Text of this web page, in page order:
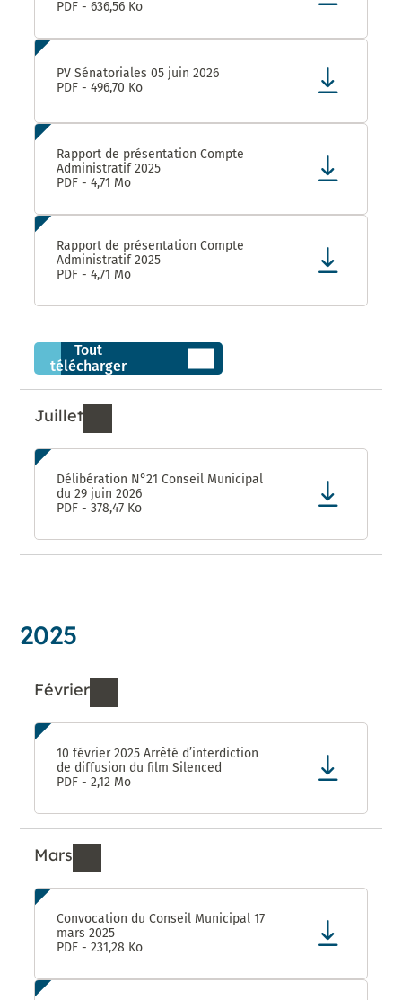
PDF - 636,56 Ko
PV Sénatoriales 05 juin 2026
PDF - 496,70 Ko
Rapport de présentation Compte
Administratif 2025
PDF - 4,71 Mo
Rapport de présentation Compte
Administratif 2025
PDF - 4,71 Mo
Tout
télécharger
Juillet
Ressources de Juillet 2026
Délibération N°21 Conseil Municipal
du 29 juin 2026
PDF - 378,47 Ko
2025
Février
Ressources de Février 2025
10 février 2025 Arrêté d’interdiction
de diffusion du film Silenced
PDF - 2,12 Mo
Mars
Ressources de Mars 2025
Convocation du Conseil Municipal 17
mars 2025
PDF - 231,28 Ko